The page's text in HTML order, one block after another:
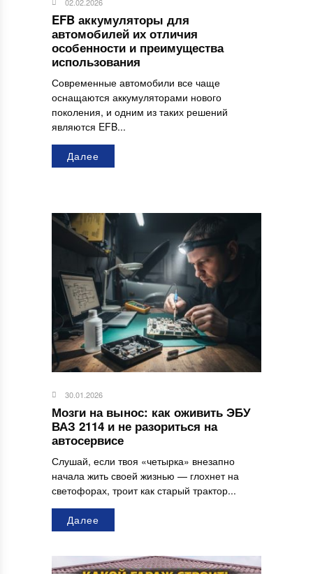
02.02.2026
EFB аккумуляторы для
автомобилей их отличия
особенности и преимущества
использования
Современные автомобили все чаще
оснащаются аккумуляторами нового
поколения, и одним из таких решений
являются EFB...
Далее
30.01.2026
Мозги на вынос: как оживить ЭБУ
ВАЗ 2114 и не разориться на
автосервисе
Слушай, если твоя «четырка» внезапно
начала жить своей жизнью — глохнет на
светофорах, троит как старый трактор...
Далее